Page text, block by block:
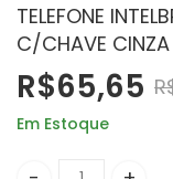
TELEFONE
C/CHAVE
R$65,65
Em Estoque